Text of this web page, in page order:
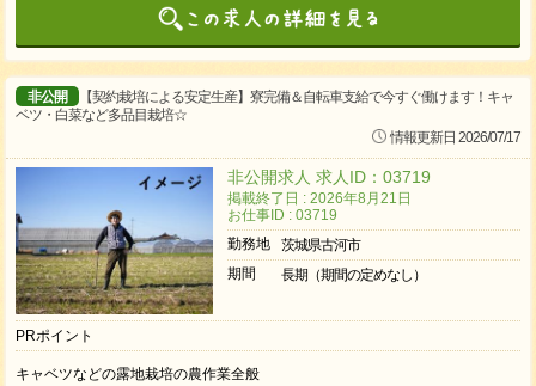
非公開
【契約栽培による安定生産】寮完備＆自転車支給で今すぐ働けます！キャ
ベツ・白菜など多品目栽培☆
情報更新日 2026/07/17
非公開求人 求人ID：03719
掲載終了日 : 2026年8月21日
お仕事ID : 03719
勤務地
茨城県古河市
期間
長期（期間の定めなし）
PRポイント
キャベツなどの露地栽培の農作業全般